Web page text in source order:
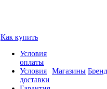
Как купить
Условия
оплаты
Условия
доставки
Магазины